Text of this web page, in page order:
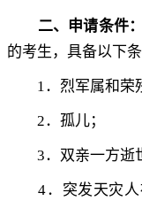
二、申请条件：
的考生 ， 具备以下
1．烈军属和荣
2．孤儿；
3．双亲一方逝
4．突发天灾